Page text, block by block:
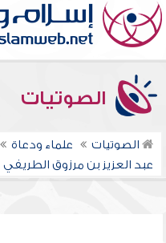
الصوتيات
الصوتيات علماء ودعاة
عبد العزيز بن مرزوق الطريفي